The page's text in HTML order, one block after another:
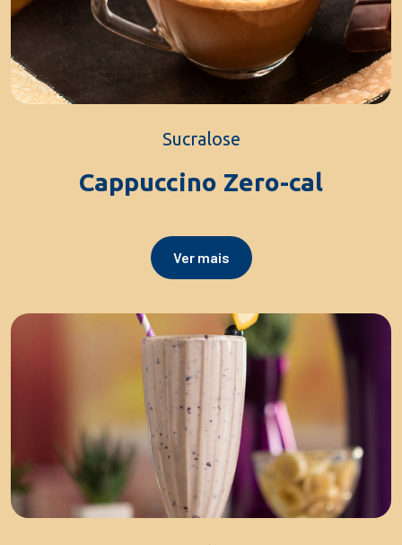
Sucralose
Cappuccino Zero-cal
Ver mais